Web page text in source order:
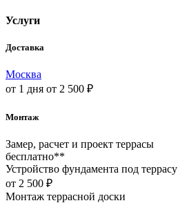
Услуги
Доставка
Москва
от 1 дня от 2 500 ₽
Монтаж
Замер, расчет и проект террасы
бесплатно**
Устройство фундамента под террасу
от 2 500 ₽
Монтаж террасной доски